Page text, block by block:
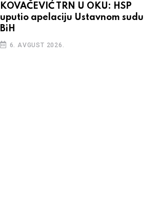
KOVAČEVIĆ TRN U OKU: HSP
uputio apelaciju Ustavnom sudu
BiH
6. AVGUST 2026.